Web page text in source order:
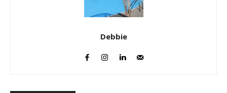
Debbie